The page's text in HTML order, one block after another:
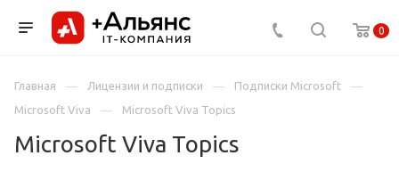
0
Главная Лицензии и подписки
Подписки Microsoft
Microsoft Viva
Microsoft Viva Topics
Microsoft Viva Topics